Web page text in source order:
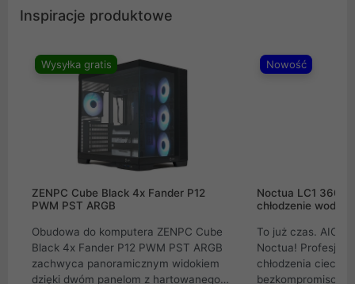
Inspiracje produktowe
Wysyłka gratis
ZENPC Cube Black 4x Fander P12
PWM PST ARGB
Obudowa do komputera ZENPC Cube
Black 4x Fander P12 PWM PST ARGB
zachwyca panoramicznym widokiem
dzięki dwóm panelom z hartowanego
Nowość
Noctua LC1
chłodzenie wodne
To już czas. AIO
Noctua!
chłodzenia cieczą